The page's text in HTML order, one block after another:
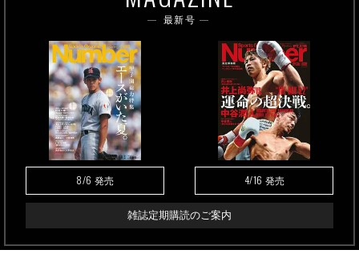
最新号
8/6 発売 4/16 発売
雑誌定期購読のご案内